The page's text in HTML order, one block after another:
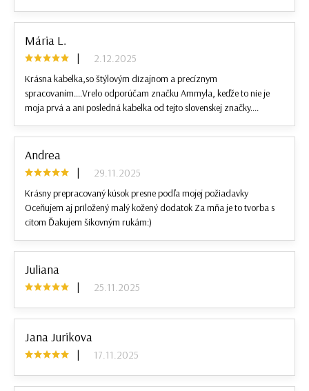
Mária L.
| 2.12.2025
Krásna kabelka,so štýlovým dizajnom a precíznym
spracovaním....Vrelo odporúčam značku Ammyla, keďže to nie je
moja prvá a ani posledná kabelka od tejto slovenskej značky....
Andrea
| 29.11.2025
Krásny prepracovaný kúsok presne podľa mojej požiadavky
Oceňujem aj priložený malý kožený dodatok Za mňa je to tvorba s
citom Ďakujem šikovným rukám:)
Juliana
| 25.11.2025
Jana Jurikova
| 17.11.2025